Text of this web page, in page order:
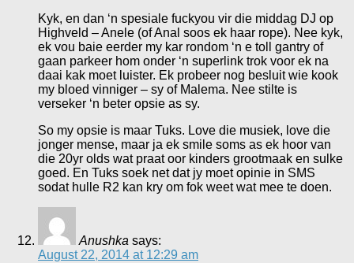
Kyk, en dan ‘n spesiale fuckyou vir die middag DJ op
Highveld – Anele (of Anal soos ek haar rope). Nee kyk,
ek vou baie eerder my kar rondom ‘n e toll gantry of
gaan parkeer hom onder ‘n superlink trok voor ek na
daai kak moet luister. Ek probeer nog besluit wie kook
my bloed vinniger – sy of Malema. Nee stilte is
verseker ‘n beter opsie as sy.
So my opsie is maar Tuks. Love die musiek, love die
jonger mense, maar ja ek smile soms as ek hoor van
die 20yr olds wat praat oor kinders grootmaak en sulke
goed. En Tuks soek net dat jy moet opinie in SMS
sodat hulle R2 kan kry om fok weet wat mee te doen.
Anushka says:
August 22, 2014 at 12:29 am